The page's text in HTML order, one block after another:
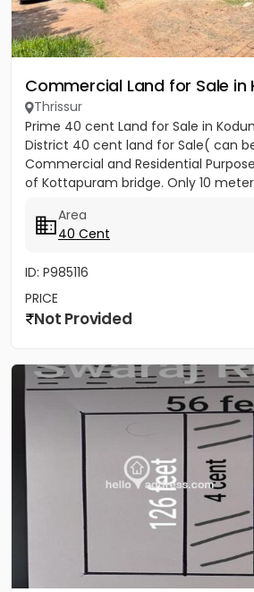
Commercial Land for Sale in
Thrissur
Prime 40 cent Land for Sale in
District 40 cent land for Sale( can
Commercial and Residential
of Kottapuram bridge. Only 10
Area
40 Cent
ID: P985116
PRICE
Not Provided